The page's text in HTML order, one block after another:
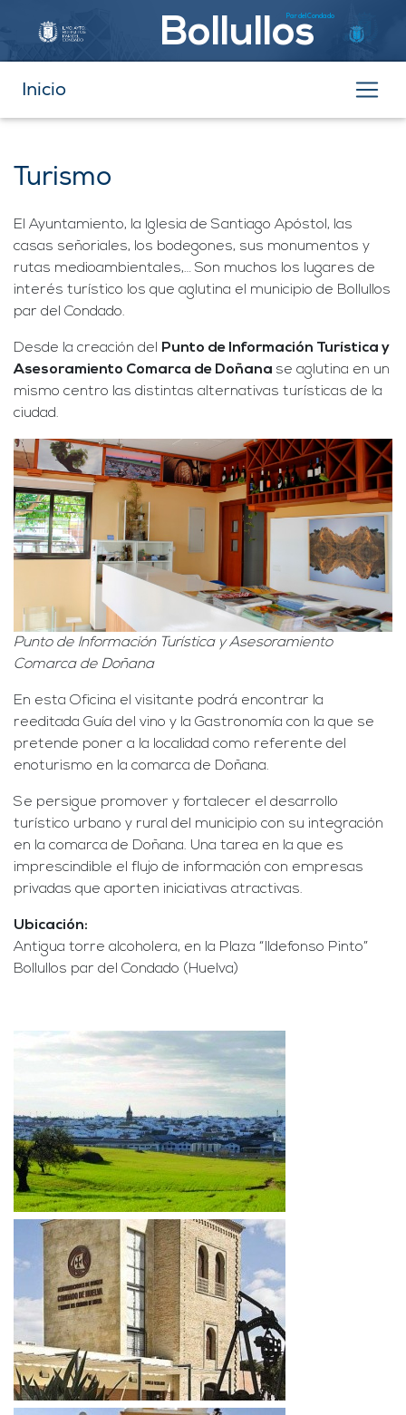
Par del Condado
Bollullos
Inicio
Turismo
El Ayuntamiento, la Iglesia de Santiago Apóstol, las
casas señoriales, los bodegones, sus monumentos y
rutas medioambientales,… Son muchos los lugares de
interés turístico los que aglutina el municipio de Bollullos
par del Condado.
Desde la creación del Punto de Información Turística y
Asesoramiento Comarca de Doñana se aglutina en un
mismo centro las distintas alternativas turísticas de la
ciudad.
Punto de Información Turística y Asesoramiento
Comarca de Doñana
En esta Oficina el visitante podrá encontrar la
reeditada Guía del vino y la Gastronomía con la que se
pretende poner a la localidad como referente del
enoturismo en la comarca de Doñana.
Se persigue promover y fortalecer el desarrollo
turístico urbano y rural del municipio con su integración
en la comarca de Doñana. Una tarea en la que es
imprescindible el flujo de información con empresas
privadas que aporten iniciativas atractivas.
Ubicación:
Antigua torre alcoholera, en la Plaza “Ildefonso Pinto”
Bollullos par del Condado (Huelva)